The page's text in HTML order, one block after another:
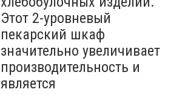
Этот 2-уровневый
пекарский шкаф
значительно увеличивает
производительность и
является